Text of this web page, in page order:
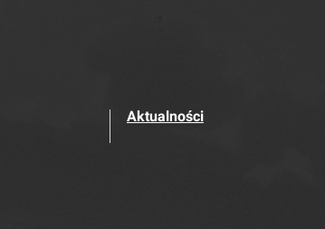
Aktualności